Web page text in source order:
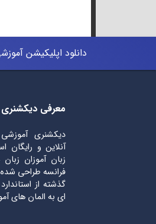
دانلود اپلیکیشن
معرفی دیکشنری
دیکشنری
آنلاین و
زبان آموزان
فرانسه طراحی
گذشته از
ای به المان های